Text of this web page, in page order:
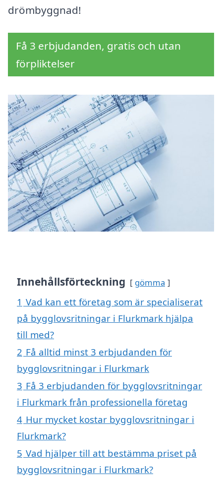
drömbyggnad!
Få 3 erbjudanden, gratis och utan
förpliktelser
Innehållsförteckning gömma
1 Vad kan ett företag som är specialiserat
på bygglovsritningar i Flurkmark hjälpa
till med?
2 Få alltid minst 3 erbjudanden för
bygglovsritningar i Flurkmark
3 Få 3 erbjudanden för bygglovsritningar
i Flurkmark från professionella företag
4 Hur mycket kostar bygglovsritningar i
Flurkmark?
5 Vad hjälper till att bestämma priset på
bygglovsritningar i Flurkmark?